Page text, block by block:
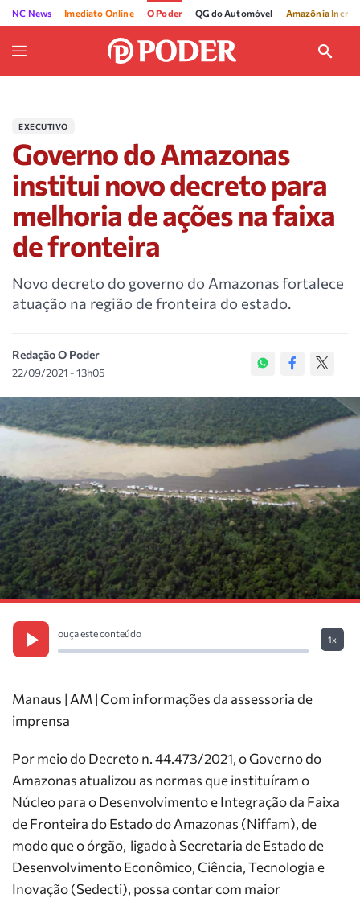
NC News Imediato Online O Poder QG do Automóvel Amazônia
EXECUTIVO
Governo do Amazonas
institui novo decreto para
melhoria de ações na faixa
de fronteira
Novo decreto do governo do Amazonas fortalece
atuação na região de fronteira do estado.
Redação O Poder
22/09/2021 - 13h05
ouça este conteúdo
1x
Manaus | AM | Com informações da assessoria de
imprensa
Por meio do Decreto n. 44.473/2021, o Governo do
Amazonas atualizou as normas que instituíram o
Núcleo para o Desenvolvimento e Integração da Faixa
de Fronteira do Estado do Amazonas (Niffam), de
modo que o órgão, ligado à Secretaria de Estado de
Desenvolvimento Econômico, Ciência, Tecnologia e
Inovação (Sedecti), possa contar com maior